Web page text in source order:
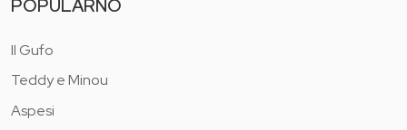
POPULARNO
Il Gufo
Teddy e Minou
Aspesi